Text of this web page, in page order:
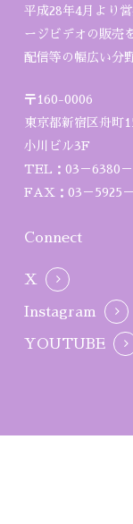
平成28年4月より
ージビデオの販売
配信等の幅広い分
〒160-0006
東京都新宿区舟町
小川ビル3F
TEL：03－6380－
FAX：03－5925
Connect
X
Instagram
YOUTUBE